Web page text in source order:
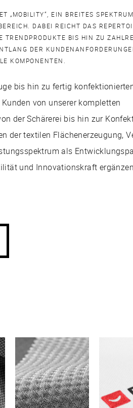
„MOBILITY“, EIN BREITES
DABEI REICHT DAS
TRENDPRODUKTE BIS HIN ZU
DER
KOMPONENTEN.
bis hin zu fertig
von unserer kompletten
der Schärerei bis hin zur
der textilen Flächenerzeugung,
als
und Innovationskraft